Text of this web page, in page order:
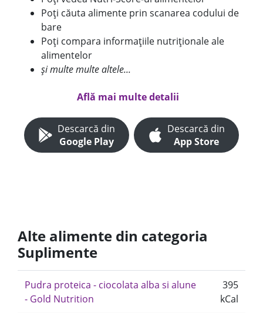
Poți căuta alimente prin scanarea codului de
bare
Poți compara informațiile nutriționale ale
alimentelor
și multe multe altele...
Află mai multe detalii
Descarcă din
Google Play
Descarcă din
App Store
Alte alimente din categoria
Suplimente
Pudra proteica - ciocolata alba si alune
- Gold Nutrition
395
kCal